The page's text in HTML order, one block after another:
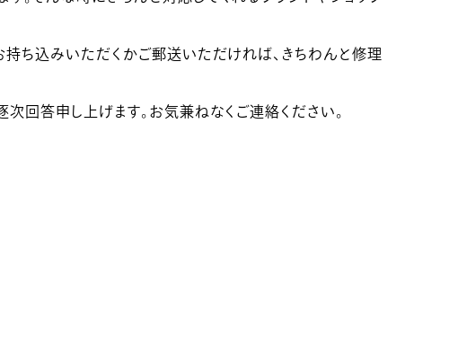
ち込みいただくかご郵送いただければ、きちわんと修理
回答申し上げます。お気兼ねなくご連絡ください。